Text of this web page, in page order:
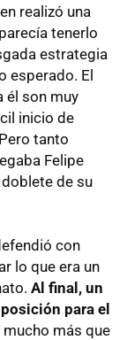
realizó una
tenerlo
estrategia
esperado. El
él son muy
inicio de
tanto
Felipe
de su
con
lo que era un
Al final, un
para el
mucho más que